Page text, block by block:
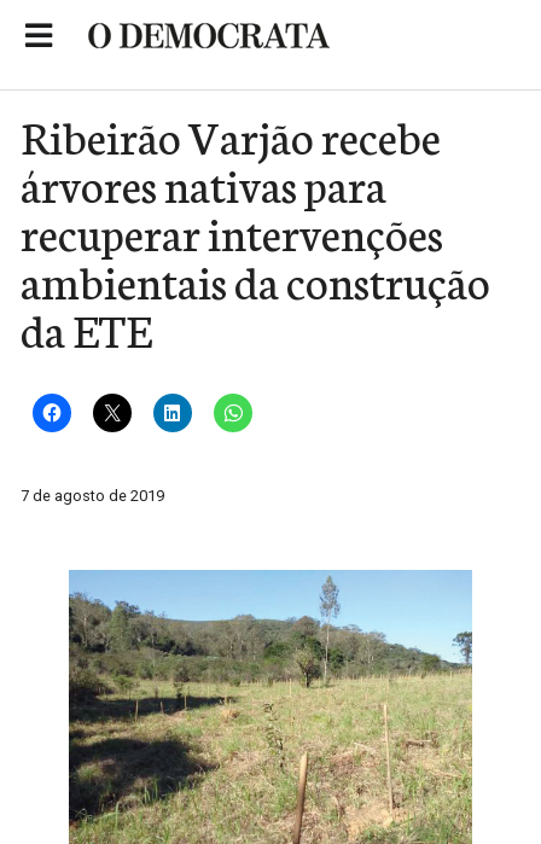
Ribeirão Varjão recebe
árvores nativas para
recuperar intervenções
ambientais da construção
da ETE
7 de agosto de 2019